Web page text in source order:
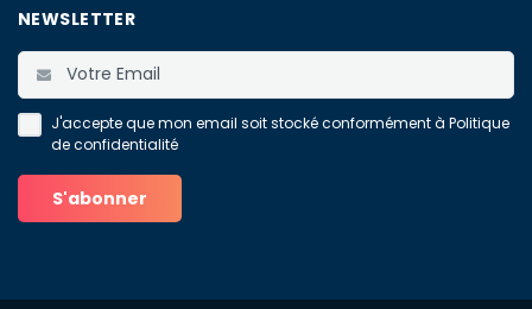
NEWSLETTER
J'accepte que mon email soit stocké conformément à Politique
de confidentialité